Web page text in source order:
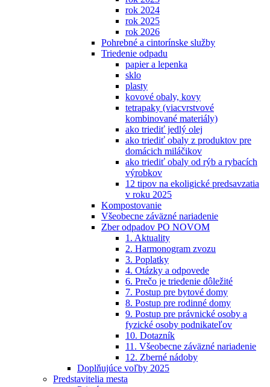
rok 2024
rok 2025
rok 2026
Pohrebné a cintorínske služby
Triedenie odpadu
papier a lepenka
sklo
plasty
kovové obaly, kovy
tetrapaky (viacvrstvové
kombinované materiály)
ako triediť jedlý olej
ako triediť obaly z produktov pre
domácich miláčikov
ako triediť obaly od rýb a rybacích
výrobkov
12 tipov na ekoligické predsavzatia
v roku 2025
Kompostovanie
Všeobecne záväzné nariadenie
Zber odpadov PO NOVOM
1. Aktuality
2. Harmonogram zvozu
3. Poplatky
4. Otázky a odpovede
6. Prečo je triedenie dôležité
7. Postup pre bytové domy
8. Postup pre rodinné domy
9. Postup pre právnické osoby a
fyzické osoby podnikateľov
10. Dotazník
11. Všeobecne záväzné nariadenie
12. Zberné nádoby
Doplňujúce voľby 2025
Predstavitelia mesta